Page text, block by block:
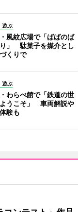
遊ぶ
風紋広場で「ばばのば
」 駄菓子を媒介とし
くりで
遊ぶ
わらべ館で「鉄道の世
うこそ」 車両解説や
験も